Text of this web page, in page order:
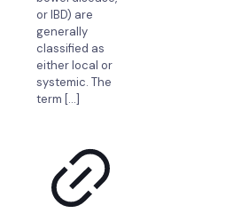
or IBD) are
generally
classified as
either local or
systemic. The
term […]